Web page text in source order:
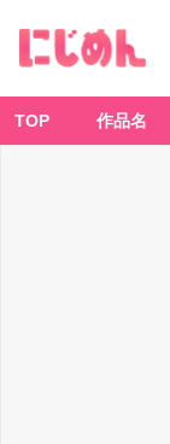
TOP 作品名